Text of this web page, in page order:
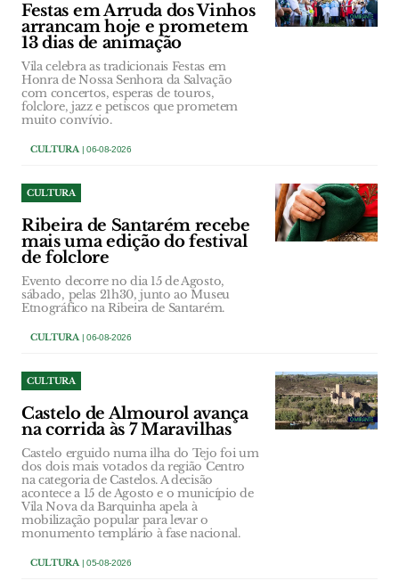
Festas em Arruda dos Vinhos
arrancam hoje e prometem
13 dias de animação
Vila celebra as tradicionais Festas em
Honra de Nossa Senhora da Salvação
com concertos, esperas de touros,
folclore, jazz e petiscos que prometem
muito convívio.
CULTURA| 06-08-2026
CULTURA
Ribeira de Santarém recebe
mais uma edição do festival
de folclore
Evento decorre no dia 15 de Agosto,
sábado, pelas 21h30, junto ao Museu
Etnográfico na Ribeira de Santarém.
CULTURA| 06-08-2026
CULTURA
Castelo de Almourol avança
na corrida às 7 Maravilhas
Castelo erguido numa ilha do Tejo foi um
dos dois mais votados da região Centro
na categoria de Castelos. A decisão
acontece a 15 de Agosto e o município de
Vila Nova da Barquinha apela à
mobilização popular para levar o
monumento templário à fase nacional.
CULTURA| 05-08-2026